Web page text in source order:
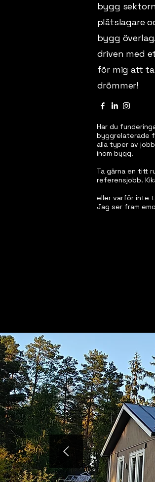
bygg
plåtslagare
bygg
driven med
för mig att
drömmer!
Har du
byggrelaterade
alla typer av
inom bygg.
Ta gärna en titt
referensjobb.
eller varför inte
Jag ser fram